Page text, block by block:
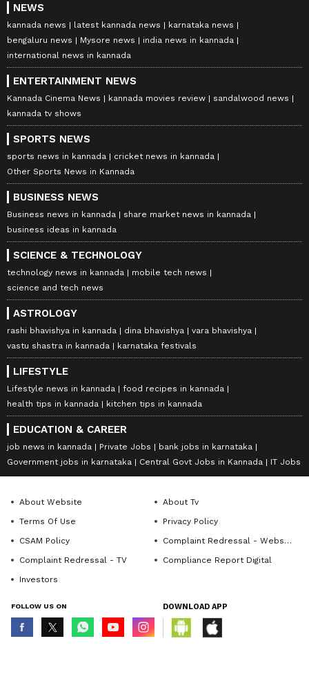
NEWS
kannada news latest kannada news
karnataka news
bengaluru news
Mysore news
india news in kannada
international news in kannada
ENTERTAINMENT NEWS
Kannada Cinema News kannada movies review
sandalwood news
kannada tv shows
SPORTS NEWS
sports news in kannada
cricket news in kannada
Other Sports News in Kannada
BUSINESS NEWS
Business news in kannada
share market news in kannada
business ideas in kannada
SCIENCE & TECHNOLOGY
technology news in kannada
mobile tech news
science and tech news
ASTROLOGY
rashi bhavishya in kannada dina bhavishya
vara bhavishya
vastu shastra in kannada
karnataka festivals
LIFESTYLE
Lifestyle news in kannada
food recipes in kannada
health tips in kannada
kitchen tips in kannada
EDUCATION & CAREER
job news in kannada Private Jobs
bank jobs in karnataka
Government jobs in karnataka
Central Govt Jobs in Kannada IT Jobs
About Website
About Tv
Terms Of Use
Privacy Policy
CSAM Policy
Complaint Redressal - Website
Complaint Redressal - TV
Compliance Report Digital
Investors
FOLLOW US ON DOWNLOAD APP